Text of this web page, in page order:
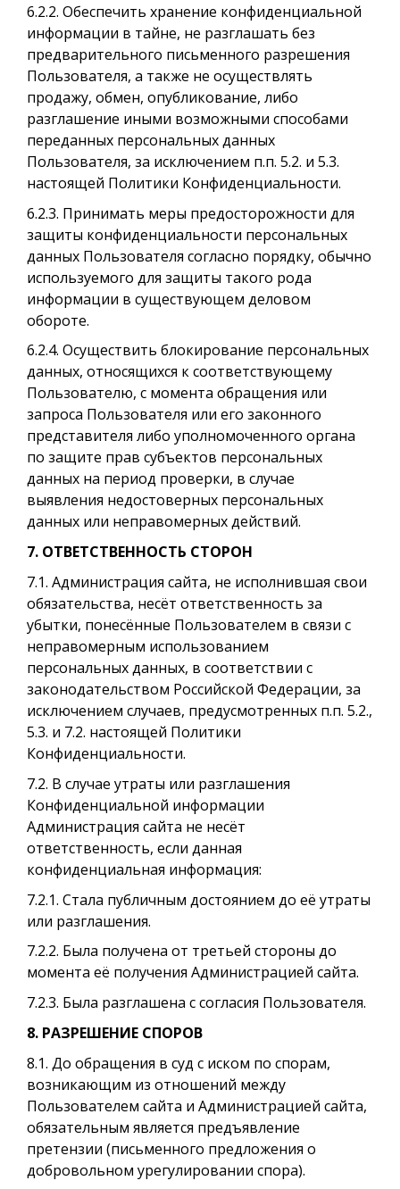
6.2.2. Обеспечить хранение конфиденциальной
информации в тайне, не разглашать без
предварительного письменного разрешения
Пользователя, а также не осуществлять
продажу, обмен, опубликование, либо
разглашение иными возможными способами
переданных персональных данных
Пользователя, за исключением п.п. 5.2. и 5.3.
настоящей Политики Конфиденциальности.
6.2.3. Принимать меры предосторожности для
защиты конфиденциальности персональных
данных Пользователя согласно порядку, обычно
используемого для защиты такого рода
информации в существующем деловом
обороте.
6.2.4. Осуществить блокирование персональных
данных, относящихся к соответствующему
Пользователю, с момента обращения или
запроса Пользователя или его законного
представителя либо уполномоченного органа
по защите прав субъектов персональных
данных на период проверки, в случае
выявления недостоверных персональных
данных или неправомерных действий.
7. ОТВЕТСТВЕННОСТЬ СТОРОН
7.1. Администрация сайта, не исполнившая свои
обязательства, несёт ответственность за
убытки, понесённые Пользователем в связи с
неправомерным использованием
персональных данных, в соответствии с
законодательством Российской Федерации, за
исключением случаев, предусмотренных п.п. 5.2.,
5.3. и 7.2. настоящей Политики
Конфиденциальности.
7.2. В случае утраты или разглашения
Конфиденциальной информации
Администрация сайта не несёт
ответственность, если данная
конфиденциальная информация:
7.2.1. Стала публичным достоянием до её утраты
или разглашения.
7.2.2. Была получена от третьей стороны до
момента её получения Администрацией сайта.
7.2.3. Была разглашена с согласия Пользователя.
8. РАЗРЕШЕНИЕ СПОРОВ
8.1. До обращения в суд с иском по спорам,
возникающим из отношений между
Пользователем сайта и Администрацией сайта,
обязательным является предъявление
претензии (письменного предложения о
добровольном урегулировании спора).